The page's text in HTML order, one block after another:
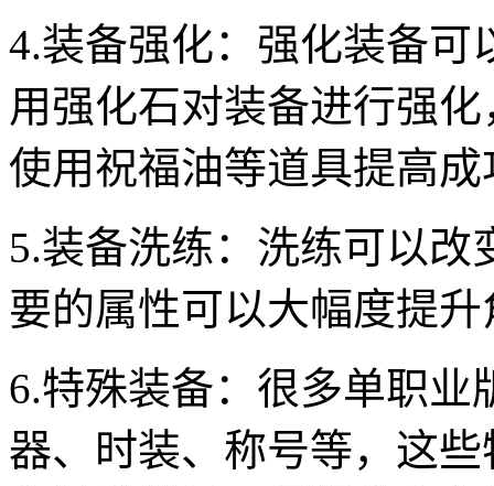
4.装备强化：强化装备可
用强化石对装备进行强
使用祝福油等道具提高成
5.装备洗练：洗练可以
要的属性可以大幅度提
6.特殊装备：很多单职业
器、时装、称号等，这